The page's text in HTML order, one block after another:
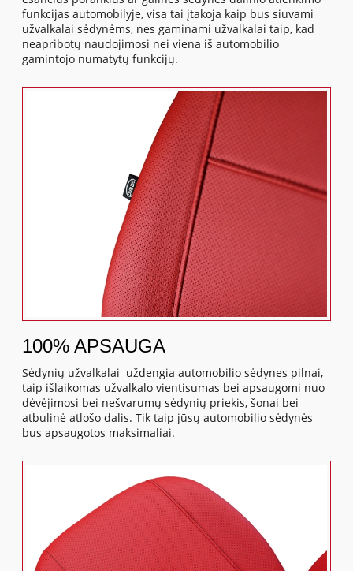
funkcijas automobilyje, visa tai įtakoja kaip bus siuvami
užvalkalai sėdynėms, nes gaminami užvalkalai taip, kad
neapribotų naudojimosi nei viena iš automobilio
gamintojo numatytų funkcijų.
100% APSAUGA
Sėdynių užvalkalai uždengia automobilio sėdynes pilnai,
taip išlaikomas užvalkalo vientisumas bei apsaugomi nuo
dėvėjimosi bei nešvarumų sėdynių priekis, šonai bei
atbulinė atlošo dalis. Tik taip jūsų automobilio sėdynės
bus apsaugotos maksimaliai.